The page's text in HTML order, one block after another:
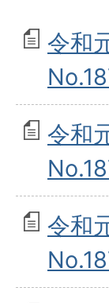
令和
令和
令和